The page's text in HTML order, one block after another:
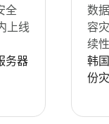
全
上线
务器
数
容
续性
韩
份